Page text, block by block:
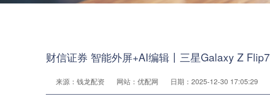
财信证券 智能外屏+AI编辑丨三星Galaxy Z
来源：钱龙配资 网站：优配网 日期：2025-12-30 17:05:29